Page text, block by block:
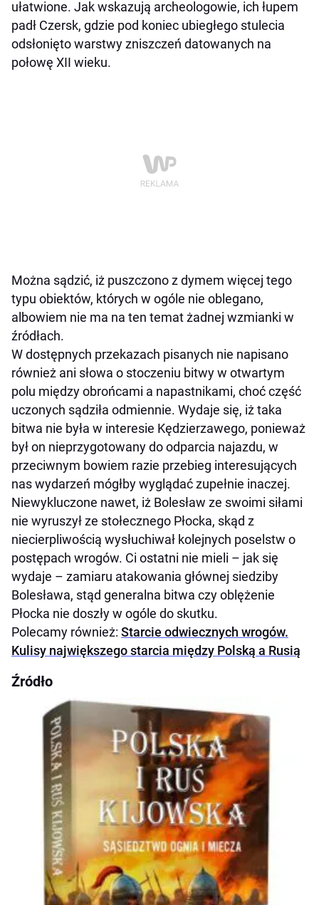
ułatwione. Jak wskazują archeologowie, ich łupem
padł Czersk, gdzie pod koniec ubiegłego stulecia
odsłonięto warstwy zniszczeń datowanych na
połowę XII wieku.
Można sądzić, iż puszczono z dymem więcej tego
typu obiektów, których w ogóle nie oblegano,
albowiem nie ma na ten temat żadnej wzmianki w
źródłach.
W dostępnych przekazach pisanych nie napisano
również ani słowa o stoczeniu bitwy w otwartym
polu między obrońcami a napastnikami, choć część
uczonych sądziła odmiennie. Wydaje się, iż taka
bitwa nie była w interesie Kędzierzawego, ponieważ
był on nieprzygotowany do odparcia najazdu, w
przeciwnym bowiem razie przebieg interesujących
nas wydarzeń mógłby wyglądać zupełnie inaczej.
Niewykluczone nawet, iż Bolesław ze swoimi siłami
nie wyruszył ze stołecznego Płocka, skąd z
niecierpliwością wysłuchiwał kolejnych poselstw o
postępach wrogów. Ci ostatni nie mieli – jak się
wydaje – zamiaru atakowania głównej siedziby
Bolesława, stąd generalna bitwa czy oblężenie
Płocka nie doszły w ogóle do skutku.
Polecamy również: Starcie odwiecznych wrogów.
Kulisy największego starcia między Polską a Rusią
Źródło